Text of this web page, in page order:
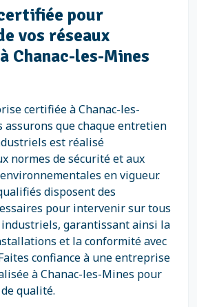
pour
vos réseaux
Chanac-les-Mines
certifiée à Chanac-les-
assurons que chaque entretien
est réalisé
normes de sécurité et aux
en vigueur.
disposent des
pour intervenir sur tous
industriels, garantissant ainsi la
et la conformité avec
confiance à une entreprise
à Chanac-les-Mines pour
qualité.